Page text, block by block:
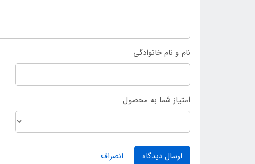
نام و نام خانوادگی
امتیاز شما به محصول
ارسال دیدگاه انصراف